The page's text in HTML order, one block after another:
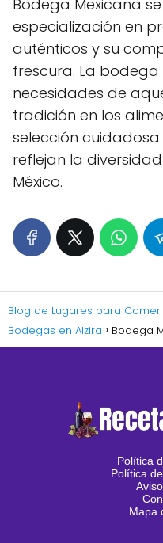
Bodega Mexicana
especialización en
auténticos y su
frescura. La
necesidades de
tradición en los
selección
reflejan la
México.
Blog de Lugares para
Bodegas en Alzira
Bodega
Política
Política
Mapa